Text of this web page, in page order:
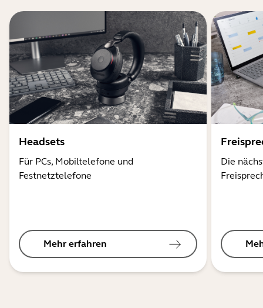
Headsets
Für PCs, Mobiltelefone und
Festnetztelefone
Mehr erfahren
Die